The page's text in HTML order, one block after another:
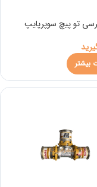
تو پیچ سوپرپایپ
بیشتر